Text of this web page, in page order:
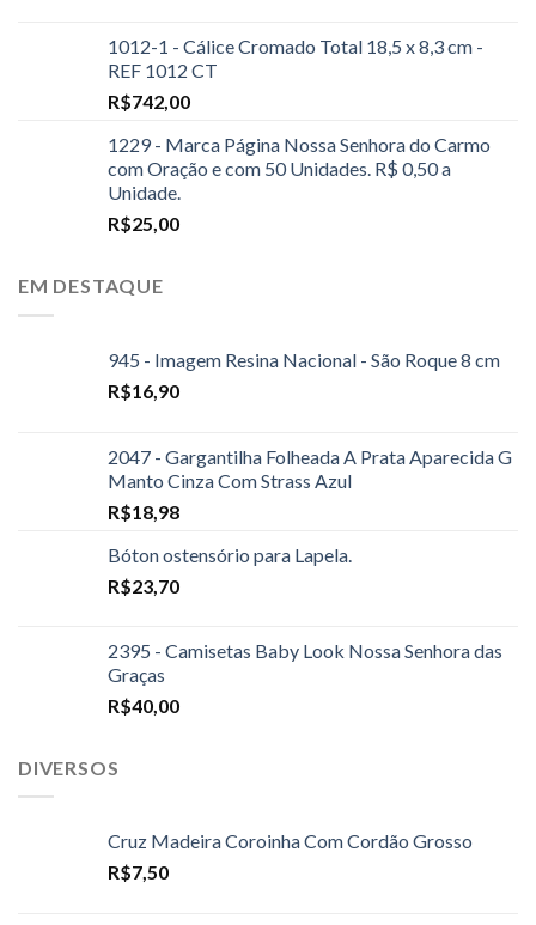
1012-1 - Cálice Cromado Total 18,5 x 8,3 cm -
REF 1012 CT
R$742,00
1229 - Marca Página Nossa Senhora do Carmo
com Oração e com 50 Unidades. R$ 0,50 a
Unidade.
R$25,00
EM DESTAQUE
945 - Imagem Resina Nacional - São Roque 8 cm
R$16,90
2047 - Gargantilha Folheada A Prata Aparecida G
Manto Cinza Com Strass Azul
R$18,98
Bóton ostensório para Lapela.
R$23,70
2395 - Camisetas Baby Look Nossa Senhora das
Graças
R$40,00
DIVERSOS
Cruz Madeira Coroinha Com Cordão Grosso
R$7,50